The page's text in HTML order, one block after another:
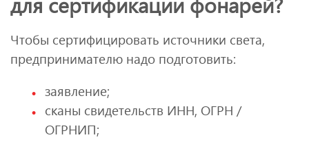
Чтобы сертифицировать источники света,
предпринимателю надо подготовить:
заявление;
сканы свидетельств ИНН, ОГРН /
ОГРНИП;